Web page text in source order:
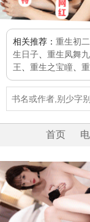
相关推荐： 重生初二
生日子
重生凤舞
王
重生之宝瞳
首页